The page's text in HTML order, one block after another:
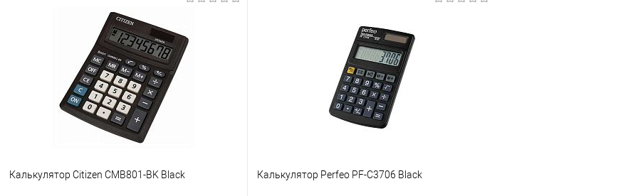
В корзину
Купить в 1 клик
Сравнение
В избранное
В наличии
Сравнение
В наличии
Калькулятор Citizen CMB801-BK Black Калькулятор Perfeo PF-C3706 Black